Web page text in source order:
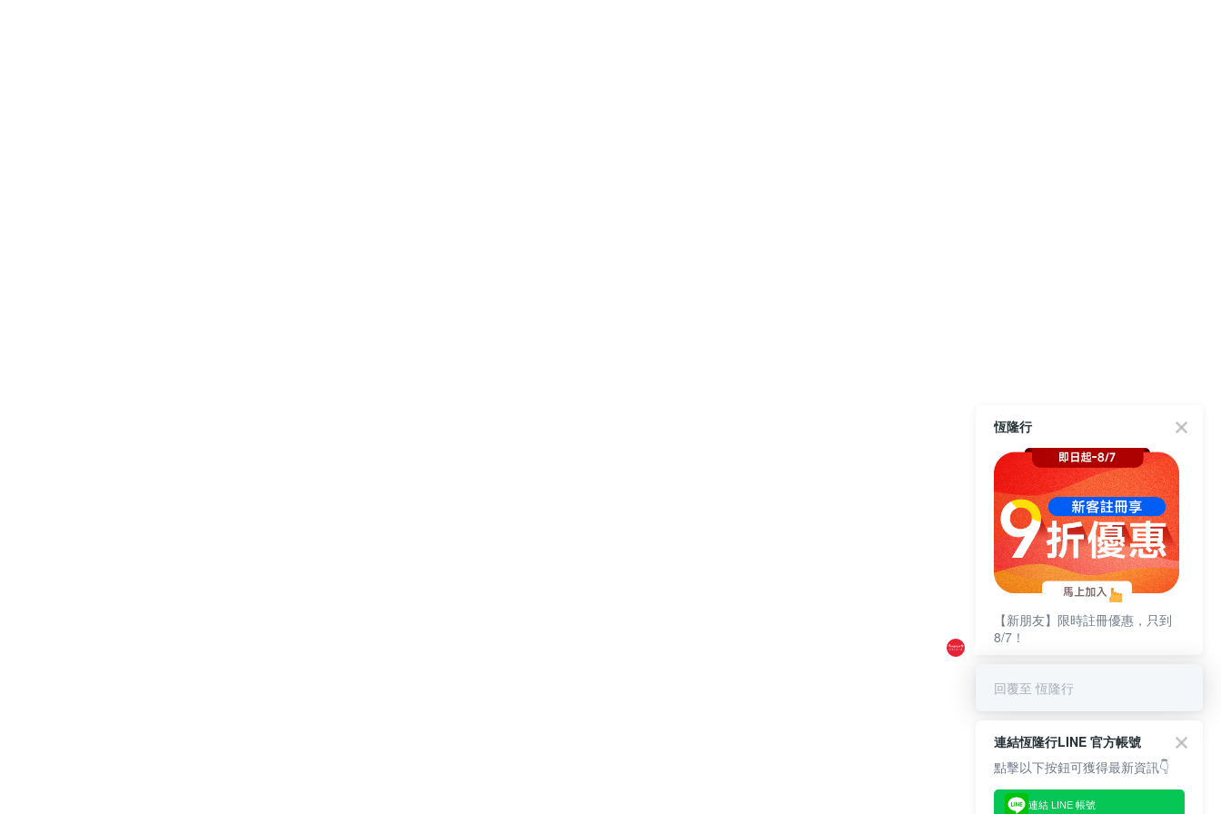
恆隆行
【新朋友】限時註冊優惠，只到
8/7！
回覆至 恆隆行
連結恆隆行LINE 官方帳號
點擊以下按鈕可獲得最新資訊👇
連結 LINE 帳號